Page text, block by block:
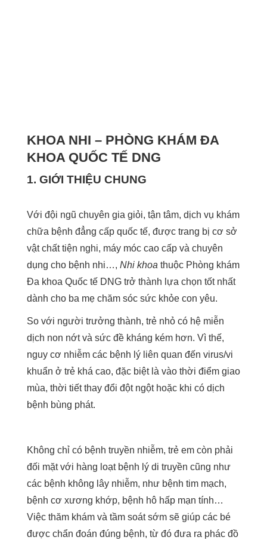
KHOA NHI – PHÒNG KHÁM ĐA
KHOA QUỐC TẾ DNG
1. GIỚI THIỆU CHUNG
Với đội ngũ chuyên gia giỏi, tận tâm, dịch vụ khám
chữa bệnh đẳng cấp quốc tế, được trang bị cơ sở
vật chất tiện nghi, máy móc cao cấp và chuyên
dụng cho bệnh nhi…, Nhi khoa thuộc Phòng khám
Đa khoa Quốc tế DNG trở thành lựa chọn tốt nhất
dành cho ba mẹ chăm sóc sức khỏe con yêu.
So với người trưởng thành, trẻ nhỏ có hệ miễn
dịch non nớt và sức đề kháng kém hơn. Vì thế,
nguy cơ nhiễm các bệnh lý liên quan đến virus/vi
khuẩn ở trẻ khá cao, đặc biệt là vào thời điểm giao
mùa, thời tiết thay đổi đột ngột hoặc khi có dịch
bệnh bùng phát.
Không chỉ có bệnh truyền nhiễm, trẻ em còn phải
đối mặt với hàng loạt bệnh lý di truyền cũng như
các bệnh không lây nhiễm, như bệnh tim mạch,
bệnh cơ xương khớp, bệnh hô hấp mạn tính…
Việc thăm khám và tầm soát sớm sẽ giúp các bé
được chẩn đoán đúng bệnh, từ đó đưa ra phác đồ